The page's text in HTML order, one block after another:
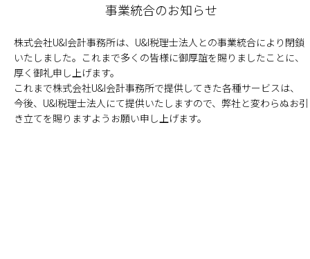
事業統合のお知らせ
株式会社U&I会計事務所は、U&I税理士法人との事業統合により閉鎖
いたしました。これまで多くの皆様に御厚誼を賜りましたことに、
厚く御礼申し上げます。
これまで株式会社U&I会計事務所で提供してきた各種サービスは、
今後、U&I税理士法人にて提供いたしますので、弊社と変わらぬお引
き立てを賜りますようお願い申し上げます。